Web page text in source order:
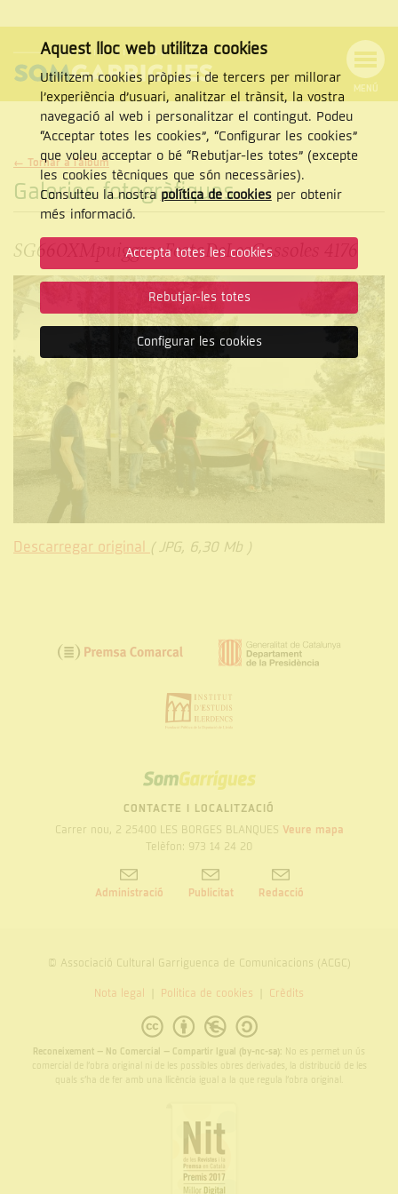
NAVEGACIÓ
MENÚ
Cercar
CERCAR
← Tornar a l'àlbum
Galeries fotogràfiques
SG660XMpuiggrosFestaDeLesCassoles 4176
Descarregar original ( JPG, 6,30 Mb )
SOM
GARRIGUES
CONTACTE I LOCALITZACIÓ
Carrer nou, 2 25400 LES BORGES BLANQUES Veure mapa
Telèfon: 973 14 24 20
Administració Publicitat Redacció
© Associació Cultural Garriguenca de Comunicacions (ACGC)
Nota legal Politica de cookies Crèdits
Reconeixement – No Comercial – Compartir Igual (by-nc-sa): No es permet un ús
comercial de l’obra original ni de les possibles obres derivades, la distribució de les
quals s’ha de fer amb una llicència igual a la que regula l’obra original.
Aquest lloc web utilitza cookies
Utilitzem cookies pròpies i de tercers per millorar
l’experiència d’usuari, analitzar el trànsit, la vostra
navegació al web i personalitzar el contingut. Podeu
“Acceptar totes les cookies”, “Configurar les cookies”
que voleu acceptar o bé “Rebutjar-les totes” (excepte
les cookies tècniques que són necessàries).
Consulteu la nostrapolítica de cookiesper obtenir
més informació.
Accepta totes les cookies
Rebutjar-les totes
Configurar les cookies